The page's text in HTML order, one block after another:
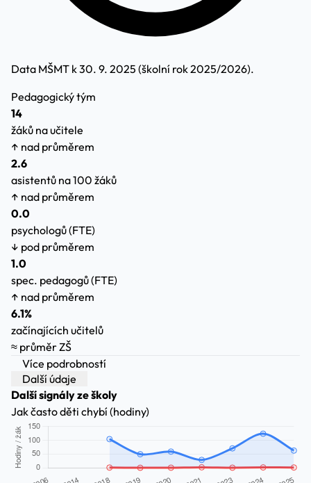
Data MŠMT k 30. 9. 2025 (školní rok 2025/2026).
Pedagogický tým
14
žáků na učitele
↑ nad průměrem
2.6
asistentů na 100 žáků
↑ nad průměrem
0.0
psychologů (FTE)
↓ pod průměrem
1.0
spec. pedagogů (FTE)
↑ nad průměrem
6.1%
začínajících učitelů
≈ průměr ZŠ
Více podrobností
Další údaje
Další signály ze školy
Jak často děti chybí (hodiny)